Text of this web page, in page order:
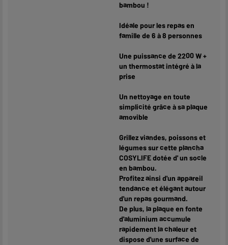
bambou !
Idéale pour les repas en
famille de 6 à 8 personnes
Une puissance de 2200 W +
un thermostat intégré à la
prise
Un nettoyage en toute
simplicité grâce à sa plaque
amovible
Grillez viandes, poissons et
légumes sur cette plancha
COSYLIFE dotée d' un socle
en bambou.
Profitez ainsi d'un appareil
tendance et élégant autour
d'un repas gourmand.
De plus, la plaque en fonte
d'aluminium accumule
rapidement la chaleur et
dispose d'une surface de